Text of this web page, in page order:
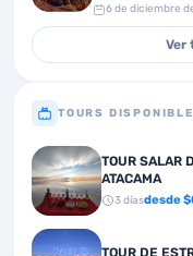
6 de diciembre
Ver
TOURS
TOUR SALAR
ATACAMA
3díasdesde $
TOUR DE